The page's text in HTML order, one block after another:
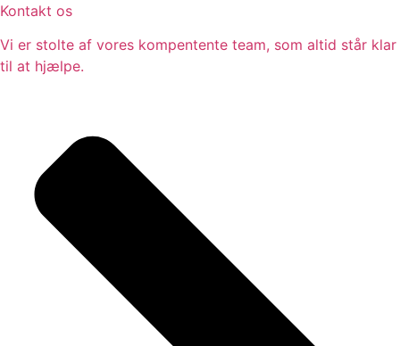
Kontakt os
Vi er stolte af vores kompentente team, som altid står klar
til at hjælpe.